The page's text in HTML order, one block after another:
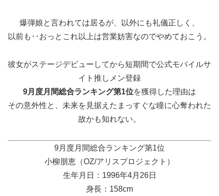
爆弾娘と言われては居るが、以外にも礼儀正しく、
以前も･･おっとこれ以上は営業妨害なのでやめておこう。
彼女がステージデビューしてから短期間で公式モバイルサ
イト推しメン登録
9月度月間総合ランキング第1位を獲得した理由は
その意外性と、未来を見据えたまっすぐな瞳に心奪われた
故かも知れない。
9月度月間総合ランキング第1位
小柳朋恵（OZ/アリスプロジェクト）
生年月日：1996年4月26日
身長：158cm